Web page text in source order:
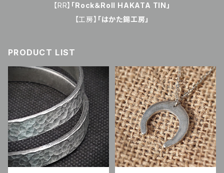
【RR】 「Rock＆Roll HAKATA TIN」
【工房】 「はかた錫工房」
PRODUCT LIST